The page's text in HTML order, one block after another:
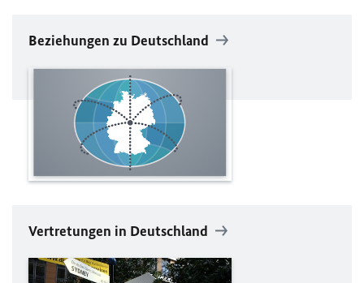
Beziehungen zu Deutschland
Vertretungen in Deutschland